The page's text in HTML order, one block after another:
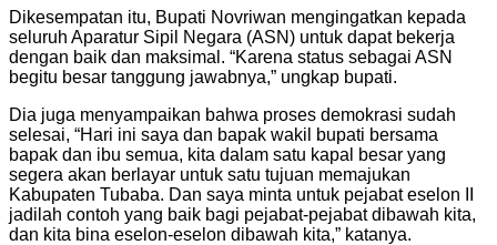
Dikesempatan itu, Bupati Novriwan mengingatkan kepada
seluruh Aparatur Sipil Negara (ASN) untuk dapat bekerja
dengan baik dan maksimal. “Karena status sebagai ASN
begitu besar tanggung jawabnya,” ungkap bupati.
Dia juga menyampaikan bahwa proses demokrasi sudah
selesai, “Hari ini saya dan bapak wakil bupati bersama
bapak dan ibu semua, kita dalam satu kapal besar yang
segera akan berlayar untuk satu tujuan memajukan
Kabupaten Tubaba. Dan saya minta untuk pejabat eselon II
jadilah contoh yang baik bagi pejabat-pejabat dibawah kita,
dan kita bina eselon-eselon dibawah kita,” katanya.